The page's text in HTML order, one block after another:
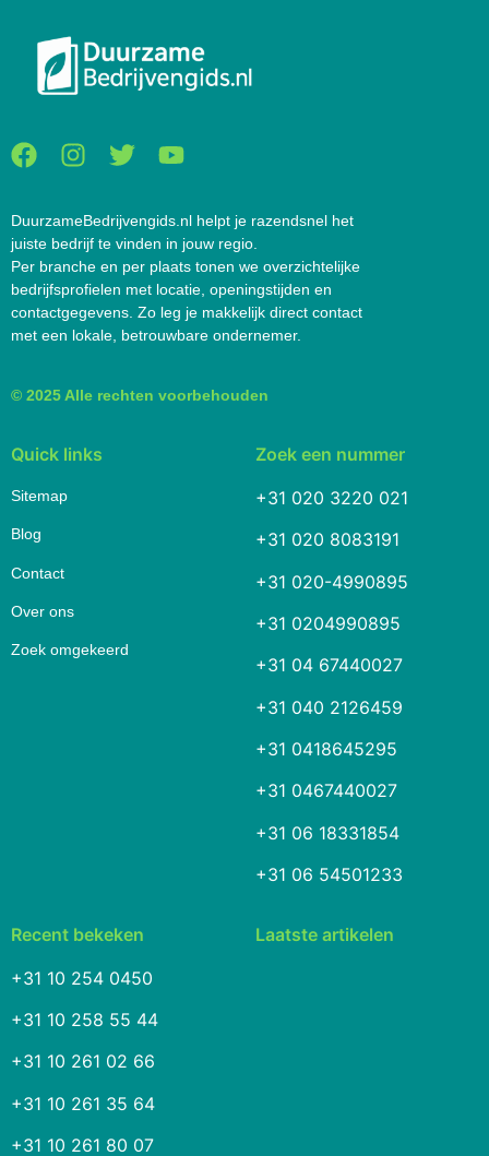
DuurzameBedrijvengids.nl helpt je razendsnel het
juiste bedrijf te vinden in jouw regio.
Per branche en per plaats tonen we overzichtelijke
bedrijfsprofielen met locatie, openingstijden en
contactgegevens. Zo leg je makkelijk direct contact
met een lokale, betrouwbare ondernemer.
© 2025 Alle rechten voorbehouden
Quick links
Sitemap
Blog
Contact
Over ons
Zoek omgekeerd
Zoek een nummer
+31 020 3220 021
+31 020 8083191
+31 020-4990895
+31 0204990895
+31 04 67440027
+31 040 2126459
+31 0418645295
+31 0467440027
+31 06 18331854
+31 06 54501233
Recent bekeken
+31 10 254 0450
+31 10 258 55 44
+31 10 261 02 66
+31 10 261 35 64
+31 10 261 80 07
Laatste artikelen